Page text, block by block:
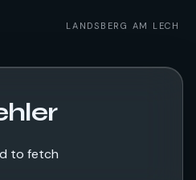
LANDSBERG AM LECH
to fetch